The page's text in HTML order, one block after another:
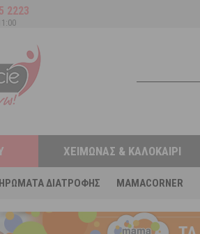
2223
ΔΙΑΤΡΟΦΉΣ MAMACORNER
ΧΕΙΜΏΝΑΣ & ΚΑΛΟΚΑΊΡΙ